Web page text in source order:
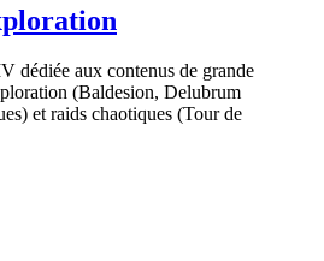
dédiée aux contenus de grande
(Baldesion, Delubrum
et raids chaotiques (Tour de